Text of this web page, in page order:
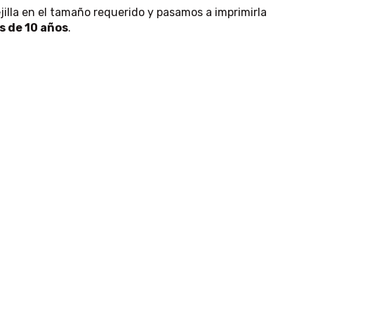
en el tamaño requerido y pasamos a imprimirla
de 10 años.